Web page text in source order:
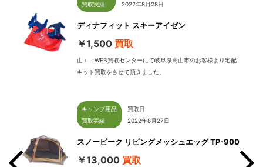
買取実績
2022年8月28日
ディナフィット スキーアイゼン
￥1,500 買取
山エコWEB買取センターにて岐阜県高山市のお客様より宅配
キット買取をさせて頂きました。
キャンプ用品
買取実績
買取日
2022年8月27日
スノーピーク リビングメッシュエッグ TP-900
￥13,000 買取